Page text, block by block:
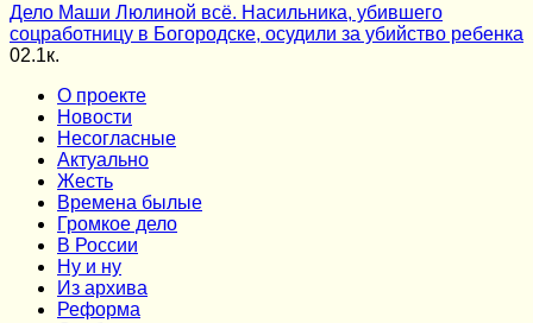
Дело Маши Люлиной всё. Насильника, убившего
соцработницу в Богородске, осудили за убийство ребенка
02.1к.
О проекте
Новости
Несогласные
Актуально
Жесть
Времена былые
Громкое дело
В России
Ну и ну
Из архива
Реформа